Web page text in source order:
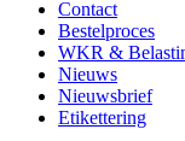
Contact
Bestelproces
WKR &
Nieuws
Nieuwsbrief
Etikettering